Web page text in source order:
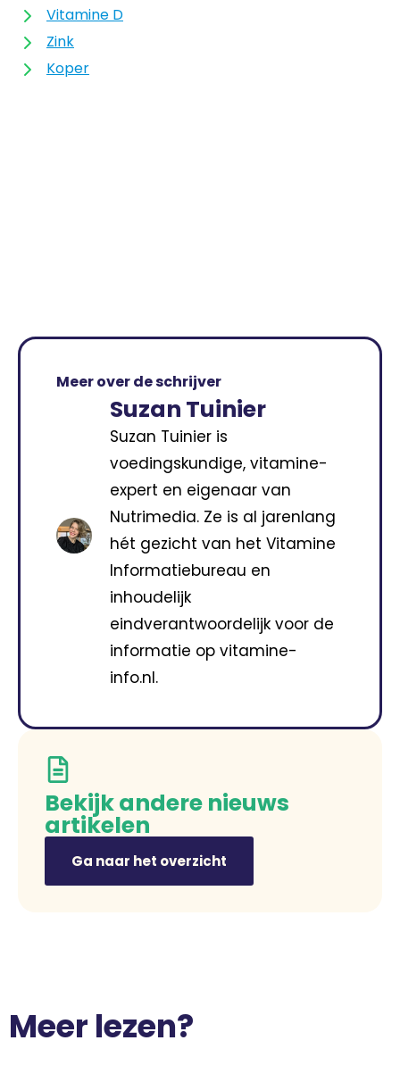
Vitamine D
Zink
Koper
Meer over de schrijver
Suzan Tuinier
Suzan Tuinier is
voedingskundige, vitamine-
expert en eigenaar van
Nutrimedia. Ze is al jarenlang
hét gezicht van het Vitamine
Informatiebureau en
inhoudelijk
eindverantwoordelijk voor de
informatie op vitamine-
info.nl.
Bekijk andere nieuws
artikelen
Ga naar het overzicht
Meer lezen?